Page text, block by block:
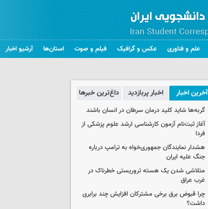
علم و فناوری عکس و گرافیک فیلم و صوت استان‌ها آرشیو اخبار
آخرین اخبار اخبار پربازدید داغ‌ترین خبرها
گربه‌ها شاید کلید درمان سرطان در انسان باشند
آغاز ثبت‌نام‌ آزمون کارشناسی ارشد علوم پزشکی از
فردا
هشدار نمایندگان جمهوری‌خواه به ترامپ درباره
جنگ علیه ایران
متلاشی شدن یک هسته تروریستی خطرناک در
غرب عراق
چرا قبوض برق برخی مشترکان افزایش چند برابری
داشت؟